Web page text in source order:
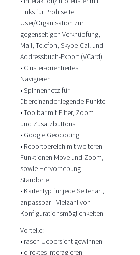
Links für Profilseite
User/Organisation zur
gegenseitigen Verknüpfung,
Mail, Telefon, Skype-Call und
Addressbuch-Export (VCard)
• Cluster-orientiertes
Navigieren
• Spinnennetz für
übereinanderliegende Punkte
• Toolbar mit Filter, Zoom
und Zusatzbuttons
• Google Geocoding
• Reportbereich mit weiteren
Funktionen Move und Zoom,
sowie Hervorhebung
Standorte
• Kartentyp für jede Seitenart,
anpassbar - Vielzahl von
Konfigurationsmöglichkeiten
Vorteile:
• rasch Uebersicht gewinnen
• direktes Interagieren